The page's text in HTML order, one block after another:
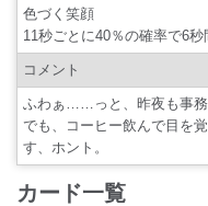
色づく笑顔
11秒ごとに40％の確率で6
コメント
ふわぁ……っと、昨夜も事
でも、コーヒー飲んで目を
す、ホント。
カード一覧